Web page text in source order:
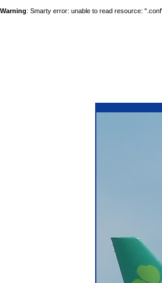
Warning: Smarty error: unable to read resource: